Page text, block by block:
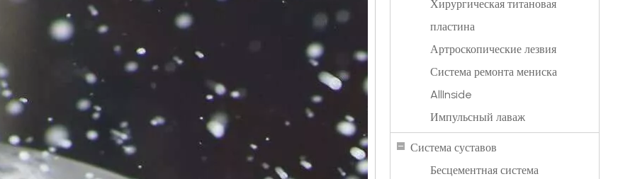
Хирургическая титановая
пластина
Артроскопические лезвия
Система ремонта мениска
AllInside
Импульсный лаваж
Система суставов
Бесцементная система